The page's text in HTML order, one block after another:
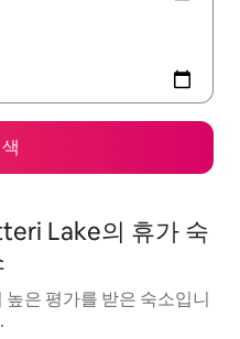
Lake의 휴가 숙
은 평가를 받은 숙소입니